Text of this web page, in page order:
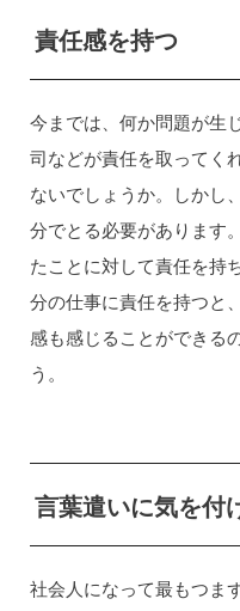
責任感を持つ
今までは、何か問題が生
司などが責任を取ってく
ないでしょうか。しかし
分でとる必要があります
たことに対して責任を持
分の仕事に責任を持つと
感も感じることができる
う。
言葉遣いに気を付
社会人になって最もつま